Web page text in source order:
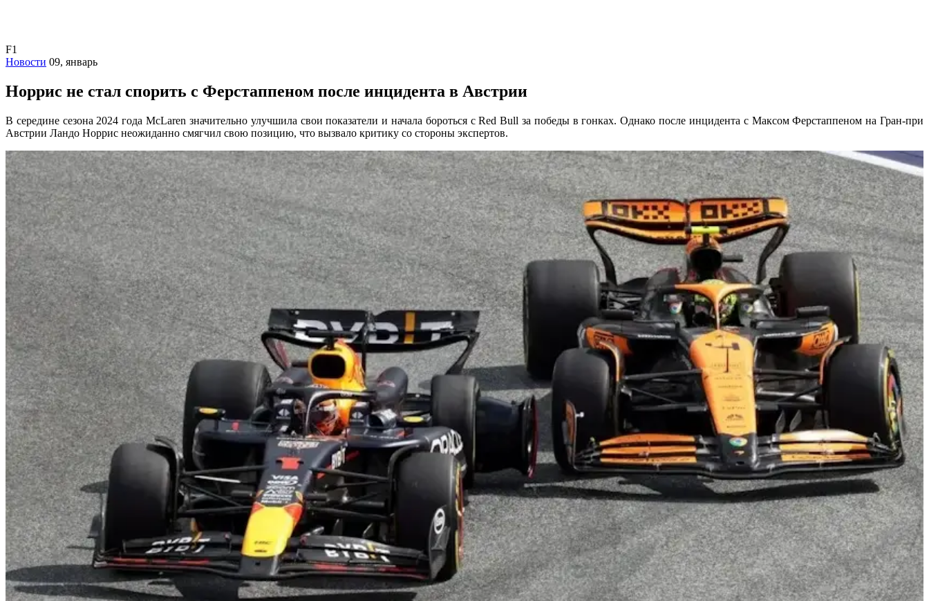
F1
Новости 09, январь
Норрис не стал спорить с Ферстаппеном после инцидента в Австрии
В середине сезона 2024 года McLaren значительно улучшила свои показатели и начала бороться с Red Bull за победы в гонках. Однако после инцидента с Максом Ферстаппеном на Гран-при
Австрии Ландо Норрис неожиданно смягчил свою позицию, что вызвало критику со стороны экспертов.